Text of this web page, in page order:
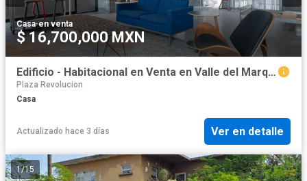
Casa·en venta
$ 16,700,000 MXN
Edificio - Habitacional en Venta en Valle del Marquez
Plaza Revolucion
Casa
Actualizado hace 3 días Ver en detalle
1/15